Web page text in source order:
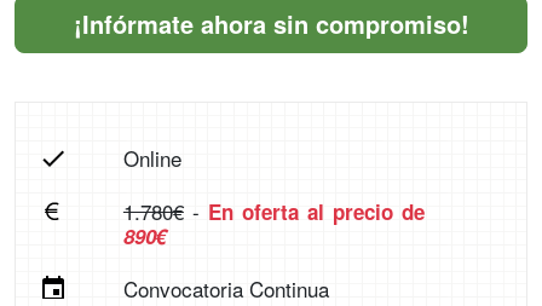
¡Infórmate ahora sin compromiso!
Online
1.780€- En oferta al precio de
890€
Convocatoria Continua